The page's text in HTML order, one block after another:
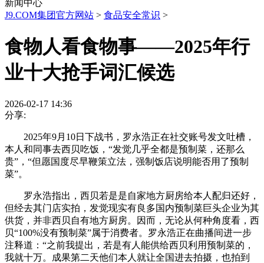
新闻中心
J9.COM集团官方网站 > 食品安全常识 >
食物人看食物事——2025年行
业十大抢手词汇候选
2026-02-17 14:36
分享:
2025年9月10日下战书，罗永浩正在社交账号发文吐槽，
本人和同事去西贝吃饭，“发觉几乎全都是预制菜，还那么
贵”，“但愿国度尽早鞭策立法，强制饭店说明能否用了预制
菜”。
罗永浩指出，西贝若是是自家地方厨房给本人配归还好，
但经去其门店实拍，发觉现实有良多国内预制菜巨头企业为其
供货，并非西贝自有地方厨房。因而，无论从何种角度看，西
贝“100%没有预制菜”属于消费者。罗永浩正在曲播间进一步
注释道：“之前我提出，若是有人能供给西贝利用预制菜的，
我就十万。成果第二天他们本人就让全国进去拍摄，也拍到